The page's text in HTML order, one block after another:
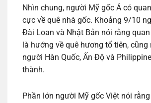
Nhìn chung, người Mỹ gốc Á có
cực về quê nhà gốc. Khoảng 9/10
Đài Loan và Nhật Bản nói rằng
là hướng về quê hương tổ tiên,
người Hàn Quốc, Ấn Độ và
thành.
Phần lớn người Mỹ gốc Việt nói